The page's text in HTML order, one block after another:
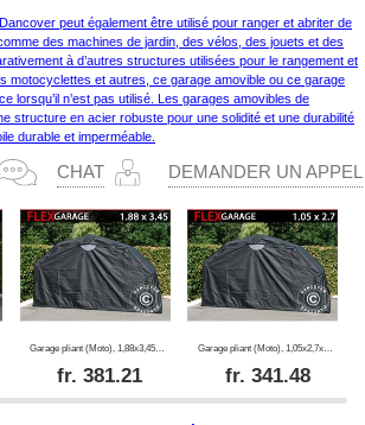
peut également être utilisé pour ranger et abriter de
des machines de jardin, des vélos, des jouets et des
à d’autres structures utilisées pour le rangement et
motocyclettes et autres, ce garage amovible ou ce garage
lorsqu’il n’est pas utilisé. Les garages amovibles de
structure en acier robuste pour une solidité et une durabilité
durable et imperméable.
CHAT DEMANDER UN APPEL
fr. 381.21
Garage pliant (Moto), 1,05x2,7x1,57m, Noir
fr. 341.48